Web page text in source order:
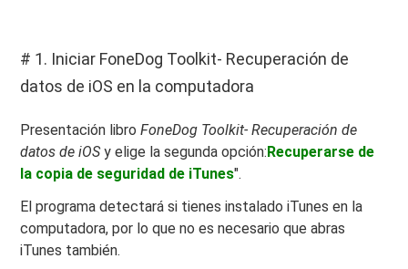
# 1. Iniciar FoneDog Toolkit- Recuperación de
datos de iOS en la computadora
Presentación libroFoneDog Toolkit- Recuperación de
datos de iOSy elige la segunda opción: Recuperarse de
la copia de seguridad de iTunes".
El programa detectará si tienes instalado iTunes en la
computadora, por lo que no es necesario que abras
iTunes también.